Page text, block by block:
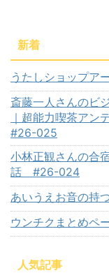
新着
うたしショップア
斎藤一人さんのビ
｜超能力喫茶アン
#26-025
小林正観さんの合
話 #26-024
あいうえお音の
ウンチクまとめペ
人気記事